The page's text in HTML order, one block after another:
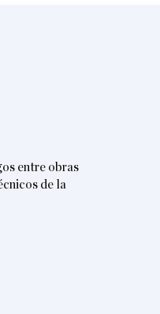
entre obras
de la